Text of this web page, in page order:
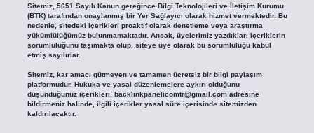
Sitemiz, 5651 Sayılı Kanun gereğince Bilgi Teknolojileri ve İletişim Kurumu
(BTK) tarafından onaylanmış bir Yer Sağlayıcı olarak hizmet vermektedir. Bu
nedenle, sitedeki içerikleri proaktif olarak denetleme veya araştırma
yükümlülüğümüz bulunmamaktadır. Ancak, üyelerimiz yazdıkları içeriklerin
sorumluluğunu taşımakta olup, siteye üye olarak bu sorumluluğu kabul
etmiş sayılırlar.
Sitemiz, kar amacı gütmeyen ve tamamen ücretsiz bir bilgi paylaşım
platformudur. Hukuka ve yasal düzenlemelere aykırı olduğunu
düşündüğünüz içerikleri, backlinkpanelicomtr@gmail.comadresine
bildirmeniz halinde, ilgili içerikler yasal süre içerisinde sitemizden
kaldırılacaktır.